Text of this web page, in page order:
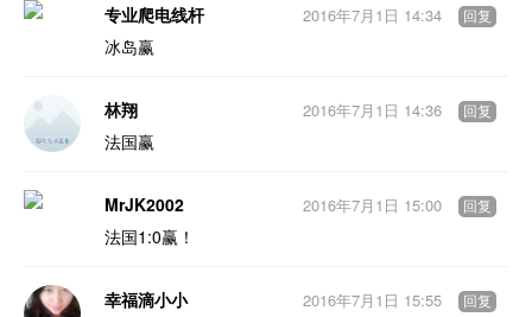
专业爬电线杆
冰岛赢
2016年7月1日 14:34 回复
林翔
法国赢
2016年7月1日 14:36 回复
MrJK2002
法国1:0赢！
2016年7月1日 15:00 回复
幸福滴小小
2016年7月1日 15:55 回复